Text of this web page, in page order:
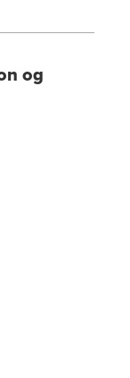
og